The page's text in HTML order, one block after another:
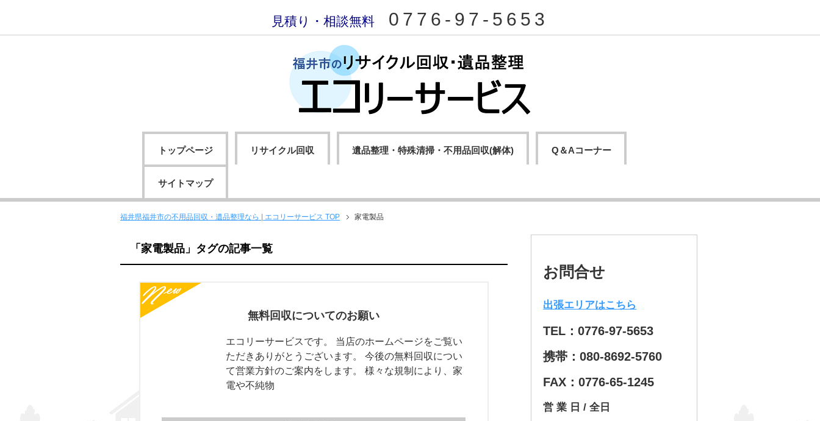
見積り・相談無料 0776-97-5653
トップページ リサイクル回収 遺品整理・特殊清掃・不用品回収(解体) Q＆Aコーナー
サイトマップ
福井県福井市の不用品回収・遺品整理なら | エコリーサービス TOP 家電製品
「家電製品」タグの記事一覧
無料回収についてのお願い
エコリーサービスです。 当店のホームページをご覧い
ただきありがとうございます。 今後の無料回収につい
て営業方針のご案内をします。 様々な規制により、家
電や不純物
お問合せ
出張エリアはこちら
TEL：0776-97-5653
携帯：080-8692-5760
FAX：0776-65-1245
営 業 日 / 全日